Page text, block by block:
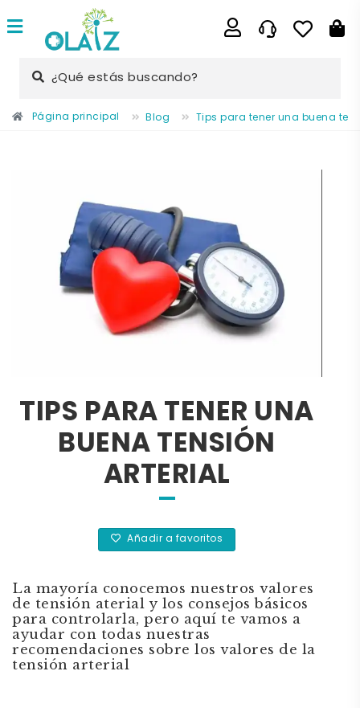
¿Qué estás buscando?
Página principal Blog Tips para tener una buena
TIPS PARA TENER UNA
BUENA TENSIÓN
ARTERIAL
Añadir a favoritos
La mayoría conocemos nuestros valores
de tensión aterial y los consejos básicos
para controlarla, pero aquí te vamos a
ayudar con todas nuestras
recomendaciones sobre los valores de la
tensión arterial